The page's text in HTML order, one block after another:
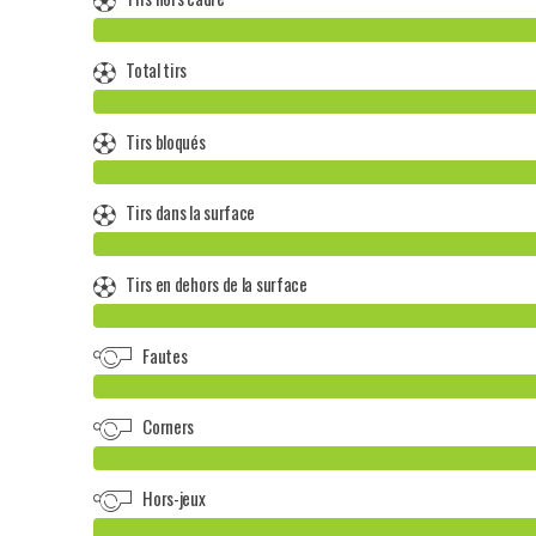
Total tirs
Tirs bloqués
Tirs dans la surface
Tirs en dehors de la surface
Fautes
Corners
Hors-jeux